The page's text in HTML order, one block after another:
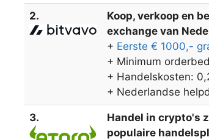
2.
Koop, verkoop en
exchange van
+ Eerste € 1000,-
+ Minimum
+ Handelskosten:
+ Nederlandse
3.
Handel in crypto's
populaire